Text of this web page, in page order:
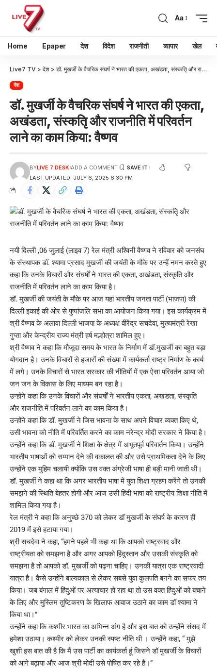
Aa
Home Epaper देश विदेश राजनीती व्यापार खेल
Live7 TV > देश > डॉ. मुखर्जी के वैचरिक संघर्ष ने भारत की एकता, अखंडता, संस्कतृि और राजनीति में परिवर्तन लाने का काम किया: वैष्णव
देश
डॉ. मुखर्जी के वैचरिक संघर्ष ने भारत की एकता,
अखंडता, संस्कतृि और राजनीति में परिवर्तन
लाने का काम किया: वैष्णव
LAST UPDATED: JULY 6, 2025 6:30 PM
BYLIVE 7 DESK ADD A COMMENT
नयी दिल्ली ,06 जुलाई (लाइव 7) रेल मंत्री अश्विनी वैष्णव ने रविवार को जनसंघ
के संस्थापक डॉ. श्यामा प्रसाद मुखर्जी की जयंती के मौके पर उन्हें नमन करते हुए
कहा कि उनके विचारों और संघर्षों ने भारत की एकता, अखंडता, संस्कृति और
राजनीति में परिवर्तन लाने का काम किया है।
डॉ. मुखर्जी की जयंती के मौके पर आज यहां भारतीय जनता पार्टी (भाजपा) की
दिल्ली इकाई की ओर से पुष्पांजलि सभा का आयोजन किया गया। इस कार्यक्रम में
श्री वैष्णव के अलावा दिल्ली भाजपा के अध्यक्ष वीरेंद्र सचदेवा, मुख्यमंत्री रेखा
गुप्ता और केन्द्रीय राज्य मंत्री हर्ष मल्होत्रा शामिल हुए।
श्री वैष्णव ने कहा कि मौजूदा समय के भारत के निर्माण में डॉ.मुखर्जी का बहुत बड़ा
योगदान है। उनके विचारों से हजारों की संख्या में कार्यकर्ता राष्ट्र निर्माण के कार्य
में लगे। उनके विचारों से भारत सरकार की नीतियों में एक ऐसा परिवर्तन आया जो
जन जन के विकास के लिए माध्यम बन रहा है।
उन्होंने कहा कि उनके विचारों और संघर्षों ने भारतीय एकता, अखंडता, संस्कृति
और राजनीति में परिवर्तन लाने का काम किया है।
उन्होंने कहा कि डॉ. मुखर्जी ने जिस भावना के साथ अपने विचार व्यक्त किए थे,
उसी भावना को नीति में परिवर्तित करने का काम नरेन्द्र मोदी सरकार ने किया है।
उन्होंने कहा कि डॉ. मुखर्जी ने शिक्षा के क्षेत्र में अभूतपूर्व परिवार्तन किया। उन्होंने
भारतीय भाषाओं को सम्मान देने की वकालत की और उसे प्राथमिकता देने के लिए
उन्होंने एक मुहिम चलायी क्योंकि उस वक्त अंग्रेजी भाषा ही बड़ी मानी जाती थी।
डॉ. मुखर्जी ने कहा था कि अगर भारतीय भाषा में युवा शिक्षा ग्रहण करेंगे तो उनकी
समझने की स्थिति बेहतर होगी और आज उसी हिंदी भाषा को राष्ट्रीय शिक्षा नीति में
शामिल किया गया है।
रेल मंत्री ने कहा कि अनुच्छे 370 को लेकर डॉ मुखर्जी के संघर्ष के कारण ही
2019 में इसे हटाया गया।
श्री सचदेवा ने कहा, “हमने पहले भी कहा था कि आपको राष्ट्रवाद और
राष्ट्रीयता को समझना है और अगर आपको हिंदुस्तान और उसकी संस्कृति को
समझना है तो आपको डॉ. मुखर्जी को पढ़ना चाहिए। उनकी यात्रा एक राष्ट्रवादी
यात्रा है। कैसे उन्होंने बाल्यकाल से लेकर सबसे युवा कुलपति बनने का सफर तय
किया। जब बंगाल में हिंदुओं पर अत्याचार हो रहा था तो उस वक्त हिंदुओं को बचाने
के लिए और मुस्लिम तुष्टिकरण के खिलाफ आवाज उठाने का काम डॉ श्यामा ने
किया था।”
उन्होंने कहा कि कश्मीर भारत का अभिन्न अंग है और इस बात को उन्होंने संसद में
हमेशा उठाया। कश्मीर को लेकर उनकी स्पष्ट नीति थी । उन्होंने कहा, “ मुझे
खुशी इस बात की है कि मैं उस पार्टी का कार्यकर्ता हूं जिसने डॉ मुखर्जी के विचारों
को आगे बढ़ाया और आज श्री मोदी उसे पोषित कर रहे हैं।”